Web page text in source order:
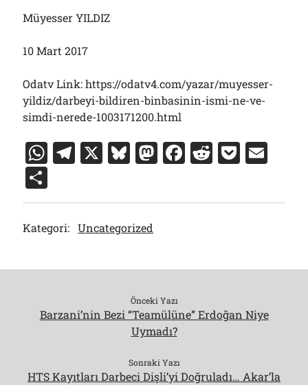
Müyesser YILDIZ
10 Mart 2017
Odatv Link: https://odatv4.com/yazar/muyesser-
yildiz/darbeyi-bildiren-binbasinin-ismi-ne-ve-
simdi-nerede-1003171200.html
W
at
s
A
p
T
e
gr
a
m
X Bl
e
s
k
y
M
st
o
F
c
o
k
R
d
P
c ai
h
ar
e
Kategori: Uncategorized
Önceki Yazı
Barzani’nin Bezi “Teamülüne” Erdoğan Niye
Uymadı?
Sonraki Yazı
HTS Kayıtları Darbeci Dişli’yi Doğruladı… Akar’la